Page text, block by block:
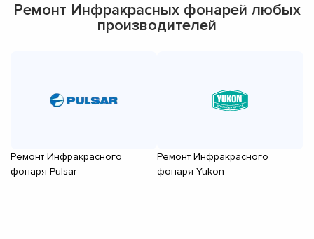
Ремонт Инфракрасных фонарей любых
производителей
Ремонт Инфракрасного
фонаря Pulsar
Ремонт Инфракрасного
фонаря Yukon